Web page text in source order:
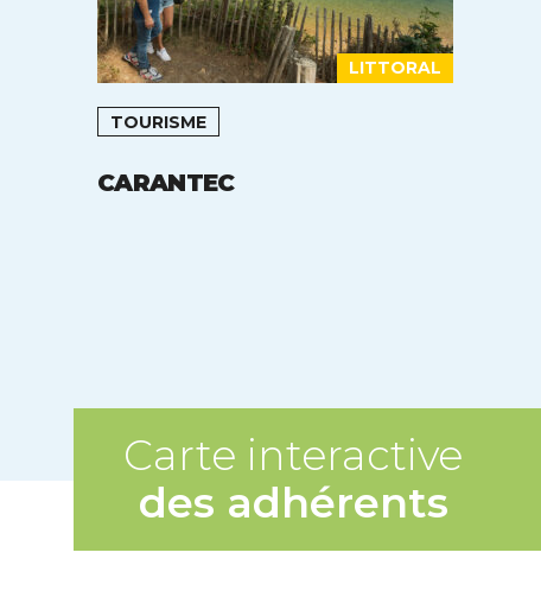
LITTORAL
TOURISME
CARANTEC
Carte interactive
des adhérents